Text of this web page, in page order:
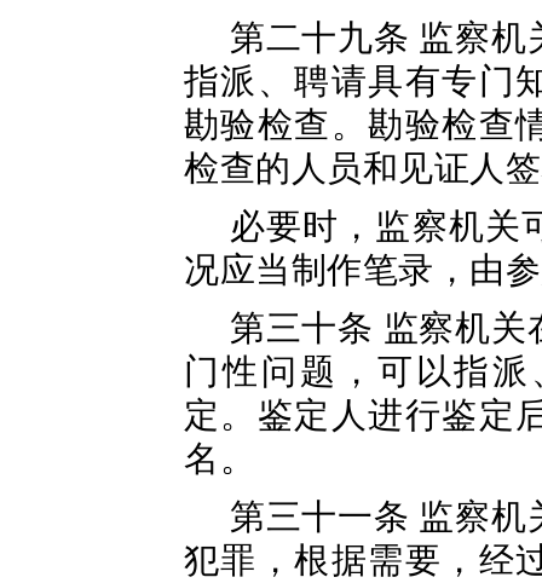
第二十九条 监察
指派、聘请具有专门
勘验检查。勘验检查
检查的人员和见证人
必要时，监察机关
况应当制作笔录，由
第三十条 监察机
门性问题，可以指
定。鉴定人进行鉴定
名。
第三十一条 监察
犯罪，根据需要，经